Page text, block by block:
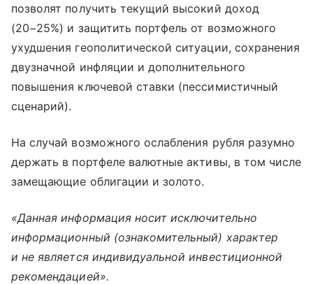
позволят получить текущий высокий доход
(20−25%) и защитить портфель от возможного
ухудшения геополитической ситуации, сохранения
двузначной инфляции и дополнительного
повышения ключевой ставки (пессимистичный
сценарий).
На случай возможного ослабления рубля разумно
держать в портфеле валютные активы, в том числе
замещающие облигации и золото.
«Данная информация носит исключительно
информационный (ознакомительный) характер
и не является индивидуальной инвестиционной
рекомендацией».